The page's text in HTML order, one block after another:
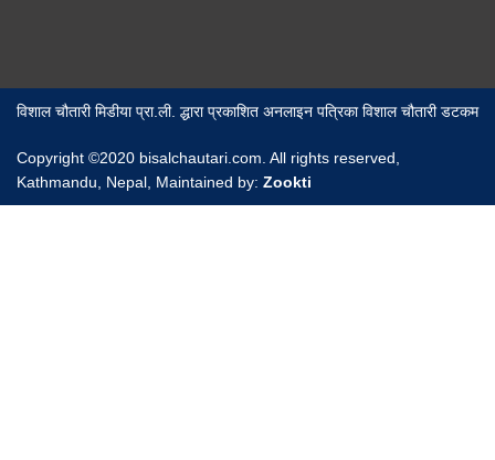
विशाल चौतारी मिडीया प्रा.ली. द्धारा प्रकाशित अनलाइन पत्रिका विशाल चौतारी डटकम
Copyright ©2020 bisalchautari.com. All rights reserved,
Kathmandu, Nepal, Maintained by: Zookti